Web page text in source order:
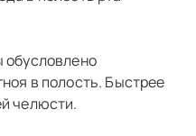
обусловлено
в полость. Быстрее
челюсти.